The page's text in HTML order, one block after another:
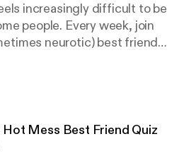
increasingly difficult to be
people. Every week, join
neurotic) best friends
debate the pros and cons
the people around
like you're struggling to
or just need another
place to be. Trust us, your
Hot Mess Best Friend Quiz